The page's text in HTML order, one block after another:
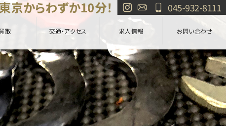
045-932-8111
京からわずか10分！
取 交通・アクセス 求人情報 お問い合わせ